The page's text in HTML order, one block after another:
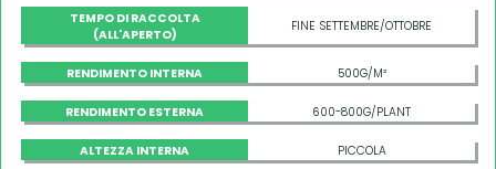
TEMPO DI RACCOLTA
(ALL'APERTO)
FINE SETTEMBRE/OTTOBRE
RENDIMENTO INTERNA 500G/M²
RENDIMENTO ESTERNA 600-800G/PLANT
ALTEZZA INTERNA PICCOLA